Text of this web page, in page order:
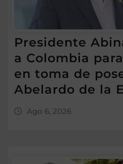
Presidente
a Colombia
en toma de
Abelardo de la
Ago 6, 2026